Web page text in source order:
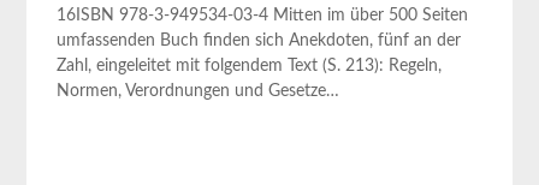
16ISBN 978-3-949534-03-4 Mitten im über 500 Seiten
umfassenden Buch finden sich Anekdoten, fünf an der
Zahl, eingeleitet mit folgendem Text (S. 213): Regeln,
Normen, Verordnungen und Gesetze…